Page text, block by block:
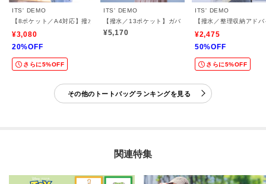
ITS' DEMO
【8ポケット／A4対応】撥水Wポケットドロストトート
¥3,080
20%OFF
さらに5%OFF
ITS' DEMO
【撥水／13ポケット】ガバッとトート
¥5,170
ITS' DEMO
【撥水／整理収納アド
¥2,475
50%OFF
さらに5%OFF
その他のトートバッグランキングを見る
関連特集